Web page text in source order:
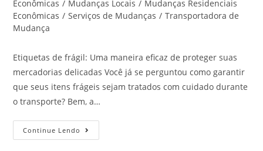
Econômicas / Mudanças Locais / Mudanças Residenciais
Econômicas / Serviços de Mudanças / Transportadora de
Mudança
Etiquetas de frágil: Uma maneira eficaz de proteger suas
mercadorias delicadas Você já se perguntou como garantir
que seus itens frágeis sejam tratados com cuidado durante
o transporte? Bem, a…
Continue Lendo